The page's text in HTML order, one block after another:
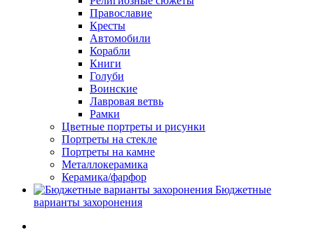
Православие
Кресты
Автомобили
Корабли
Книги
Голуби
Воинские
Лавровая ветвь
Рамки
Цветные портреты и рисунки
Портреты на стекле
Портреты на камне
Металлокерамика
Керамика/фарфор
Бюджетные
варианты захоронения